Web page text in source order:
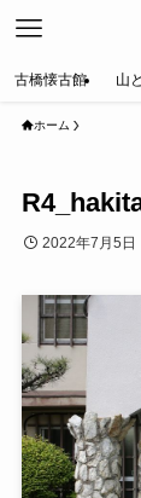
古橋懐古館 山
ホーム
2022年7月5日